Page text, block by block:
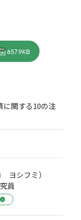
657.9KB
に関する10の注
シフミ）
員